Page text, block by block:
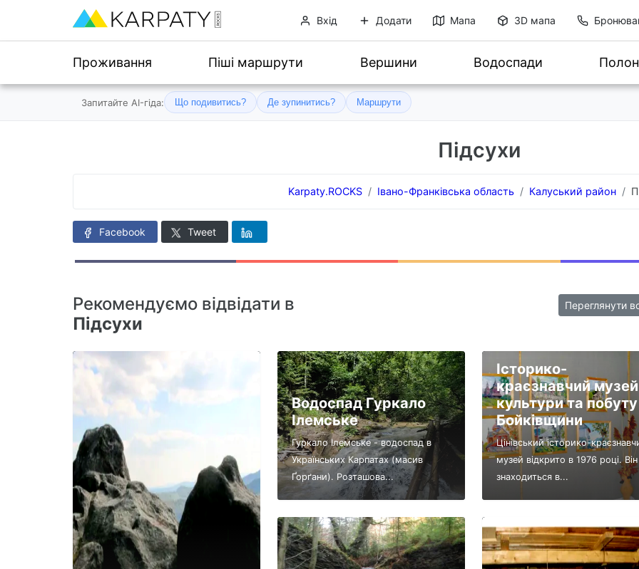
Вхід Додати Мапа 3D мапа
Проживання Піші маршрути Вершини Водоспади
Запитайте AI-гіда: Що подивитись? Де зупинитись? Маршрути
Підсухи
Karpaty.ROCKS Івано-Франківська область Калуський район
Facebook Tweet
Рекомендуємо відвідати в
Підсухи
Переглянути
Водоспад Гуркало
Ілемське
Гуркало Ілемське - водоспад в
Українських Карпатах (масив
Ґорґани). Розташова...
Історико-
краєзнавчий музей
культури та побуту
Бойківщини
Цінівський історико-
музей відкрито в 1976 році. Він
знаходиться в...